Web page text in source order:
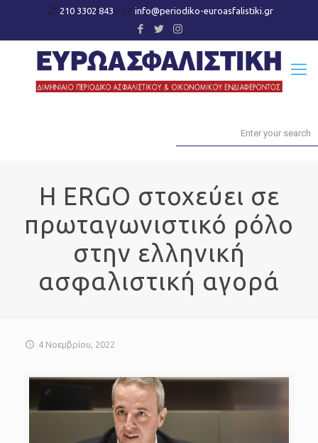
210 3302 843 info@periodiko-euroasfalistiki.gr
Η ERGO στοχεύει σε
πρωταγωνιστικό ρόλο
στην ελληνική
ασφαλιστική αγορά
4 Νοεμβρίου, 2022